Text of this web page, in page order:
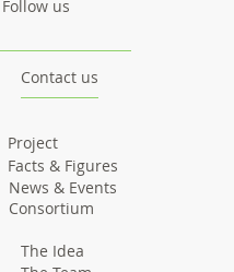
Contact us
Follow us
The Idea
Project
Facts & Figures
Consortium
News & Events